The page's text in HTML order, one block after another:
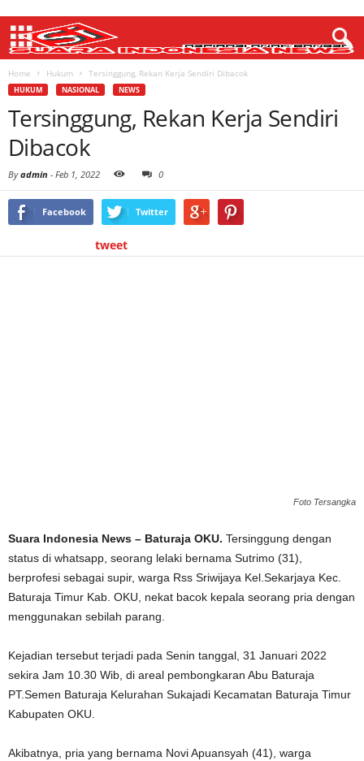
Home Hukum Tersinggung, Rekan Kerja Sendiri Dibacok
HUKUM NASIONAL NEWS
Tersinggung, Rekan Kerja Sendiri
Dibacok
Byadmin - Feb 1, 2022 0
Facebook Twitter
tweet
Foto Tersangka
Suara Indonesia News – Baturaja OKU. Tersinggung dengan
status di whatsapp, seorang lelaki bernama Sutrimo (31),
berprofesi sebagai supir, warga Rss Sriwijaya Kel.Sekarjaya Kec.
Baturaja Timur Kab. OKU, nekat bacok kepala seorang pria dengan
menggunakan sebilah parang.
Kejadian tersebut terjadi pada Senin tanggal, 31 Januari 2022
sekira Jam 10.30 Wib, di areal pembongkaran Abu Baturaja
PT.Semen Baturaja Kelurahan Sukajadi Kecamatan Baturaja Timur
Kabupaten OKU.
Akibatnya, pria yang bernama Novi Apuansyah (41), warga